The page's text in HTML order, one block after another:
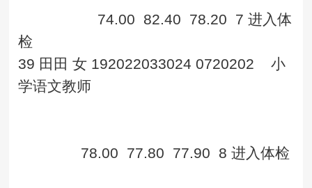
74.00 82.40 78.20 7 进入体
检
39 田田 女 192022033024 0720202
小
学语文教师
78.00 77.80 77.90 8 进入体检